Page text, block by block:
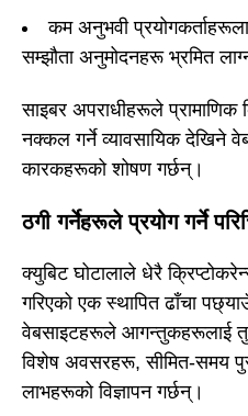
कम अनुभवी
सम्झौता अनुमोदनहरू भ्रमित
साइबर अपराधीहरूले प्रामाणिक
नक्कल गर्ने व्यावसायिक देखिने
कारकहरूको शोषण गर्छन्।
ठगी गर्नेहरूले प्रयोग गर्ने
क्युबिट घोटालाले धेरै
गरिएको एक स्थापित ढाँचा
वेबसाइटहरूले आगन्तुकहरूलाई
विशेष अवसरहरू, सीमित-समय
लाभहरूको विज्ञापन गर्छन्।